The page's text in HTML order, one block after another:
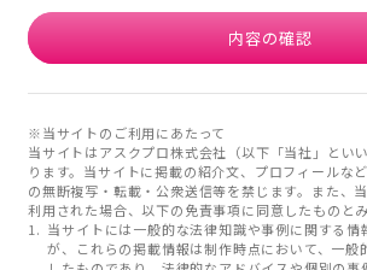
内容の確認
※当サイトのご利用にあたって
当サイトはアスクプロ株式会社（以下「当社」とい
ります。当サイトに掲載の紹介文、プロフィールな
の無断複写・転載・公衆送信等を禁じます。また、
利用された場合、以下の免責事項に同意したものとみ
当サイトには一般的な法律知識や事例に関する情
が、これらの掲載情報は制作時点において、一般